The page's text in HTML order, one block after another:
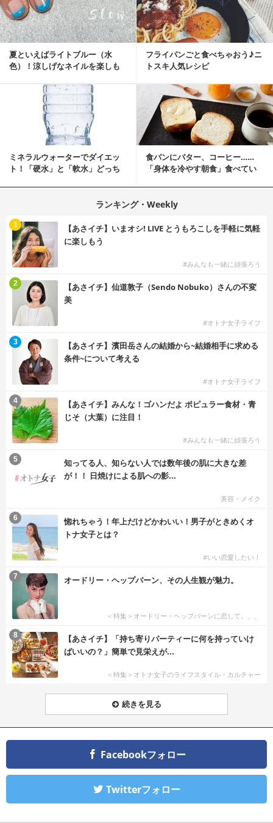
夏といえばライトブルー（水
色）！涼しげなネイルを楽しも
フライパンごと食べちゃおう♪ニ
トスキ人気レシピ
ミネラルウォーターでダイエッ
ト！「硬水」と「軟水」どっち
食パンにバター、コーヒー……
「身体を冷やす朝食」食べてい
ランキング・Weekly
【あさイチ】いまオシ! LIVE とうもろこしを手軽に気軽
に楽しもう
#みんなも一緒に頑張ろう
1
【あさイチ】仙道敦子（Sendo Nobuko）さんの不変
美
#オトナ女子ライフ
2
【あさイチ】濱田岳さんの結婚から~結婚相手に求める
条件~について考える
#オトナ女子ライフ
3
【あさイチ】みんな！ゴハンだよ ポピュラー食材・青
じそ（大葉）に注目！
#みんなも一緒に頑張ろう
4
知ってる人、知らない人では数年後の肌に大きな差
が！！ 日焼けによる肌への影...
美容・メイク
5
惚れちゃう！年上だけどかわいい！男子がときめくオ
トナ女子とは？
#いい恋愛したい！
6
オードリー・ヘップバーン、その人生観が魅力。
＜特集＞オードリー・ヘップバーンに恋して。。。
7
【あさイチ】「持ち寄りパーティーに何を持っていけ
ばいいの？」簡単で見栄えが...
＜特集＞オトナ女子のライフスタイル・カルチャー
8
続きを見る
Facebookフォロー
Twitterフォロー